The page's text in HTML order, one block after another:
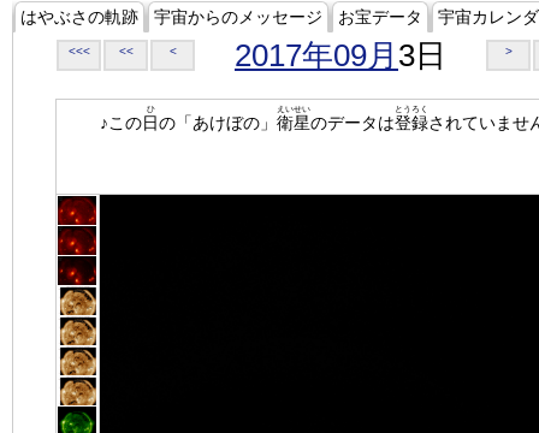
はやぶさの軌跡 宇宙からのメッセージ お宝データ 宇宙カレン
<<< << < 2017年09月 3日 >
♪この日
ひ
の「あけぼの」 衛星
えいせい
のデータは登録
とうろく
されていませ